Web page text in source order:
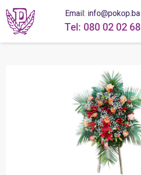
Email: info@pokop.ba
Tel: 080 02 02 68